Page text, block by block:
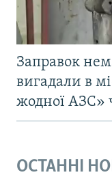
Заправок
вигадали в
жодної АЗС»
ОСТАННІ